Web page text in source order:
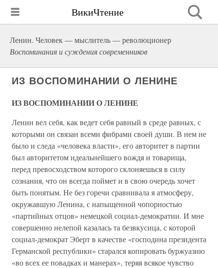
ВикиЧтение
Ленин. Человек — мыслитель — революционер
Воспоминания и суждения современников
ИЗ ВОСПОМИНАНИИ О ЛЕНИНЕ
ИЗ ВОСПОМИНАНИИ О ЛЕНИНЕ
Ленин вел себя, как ведет себя равный в среде равных, с
которыми он связан всеми фибрами своей души. В нем не
было и следа «человека власти», его авторитет в партии
был авторитетом идеальнейшего вождя и товарища,
перед превосходством которого склоняешься в силу
сознания, что он всегда поймет и в свою очередь хочет
быть понятым. Не без горечи сравнивала я атмосферу,
окружавшую Ленина, с напыщенной чопорностью
«партийных отцов» немецкой социал-демократии. И мне
совершенно нелепой казалась та безвкусица, с которой
социал-демократ Эберт в качестве «господина президента
Германской республики» старался копировать буржуазию
«во всех ее повадках и манерах», теряя всякое чувство